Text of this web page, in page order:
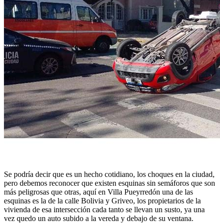
Se podría decir que es un hecho cotidiano, los choques en la ciudad,
pero debemos reconocer que existen esquinas sin semáforos que son
más peligrosas que otras, aquí en Villa Pueyrredón una de las
esquinas es la de la calle Bolivia y Griveo, los propietarios de la
vivienda de esa intersección cada tanto se llevan un susto, ya una
vez quedo un auto subido a la vereda y debajo de su ventana.